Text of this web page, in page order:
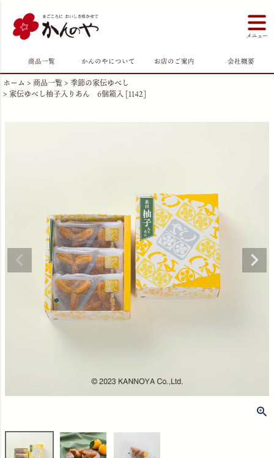
商品一覧 かんのやについて お店のご案内 会社概要
ホーム 商品一覧
季節の家伝ゆべし
家伝ゆべし柚子入りあん 6個箱入 [1142]